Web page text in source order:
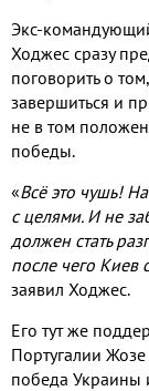
Экс-
Ходжес сразу
поговорить о том,
завершиться и
не в том
победы.
«Всё это чушь!
с целями. И не
должен стать
после чего Киев
заявил Ходжес.
Его тут же
Португалии
победа Украины